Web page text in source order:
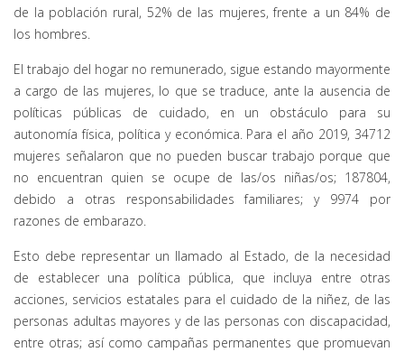
de la población rural, 52% de las mujeres, frente a un 84% de
los hombres.
El trabajo del hogar no remunerado, sigue estando mayormente
a cargo de las mujeres, lo que se traduce, ante la ausencia de
políticas públicas de cuidado, en un obstáculo para su
autonomía física, política y económica. Para el año 2019, 34712
mujeres señalaron que no pueden buscar trabajo porque que
no encuentran quien se ocupe de las/os niñas/os; 187804,
debido a otras responsabilidades familiares; y 9974 por
razones de embarazo.
Esto debe representar un llamado al Estado, de la necesidad
de establecer una política pública, que incluya entre otras
acciones, servicios estatales para el cuidado de la niñez, de las
personas adultas mayores y de las personas con discapacidad,
entre otras; así como campañas permanentes que promuevan